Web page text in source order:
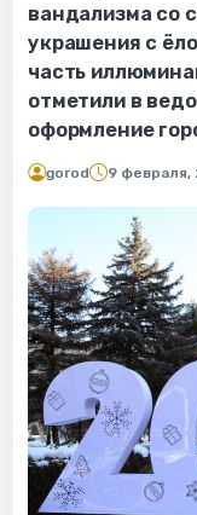
вандализма со
украшения с
часть
отметили в
оформление
gorod 9 февраля,